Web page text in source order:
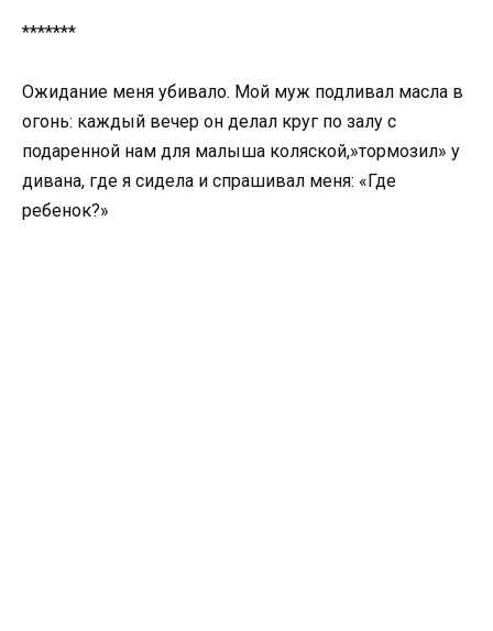
*******
Ожидание меня убивало. Мой муж подливал масла в
огонь: каждый вечер он делал круг по залу с
подаренной нам для малыша коляской,»тормозил» у
дивана, где я сидела и спрашивал меня: «Где
ребенок?»